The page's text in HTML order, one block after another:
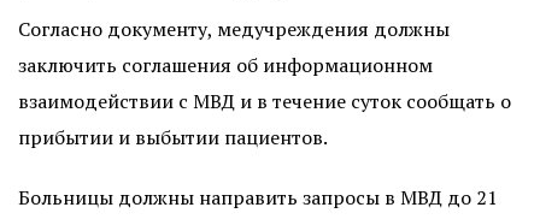
Согласно документу, медучреждения должны
заключить соглашения об информационном
взаимодействии с МВД и в течение суток сообщать о
прибытии и выбытии пациентов.
Больницы должны направить запросы в МВД до 21